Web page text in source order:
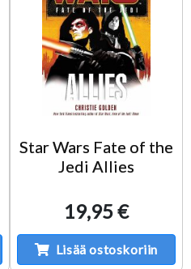
Star Wars Fate of the
Jedi Allies
19,95 €
Lisää ostoskoriin